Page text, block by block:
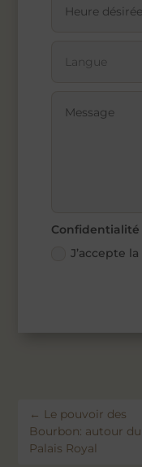
Confidentialité
J’accepte la
← Le pouvoir des
Bourbon: autour du
Palais Royal